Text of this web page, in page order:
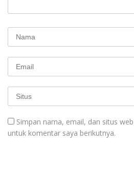
Simpan nama, email, dan situs
untuk komentar saya berikutnya.